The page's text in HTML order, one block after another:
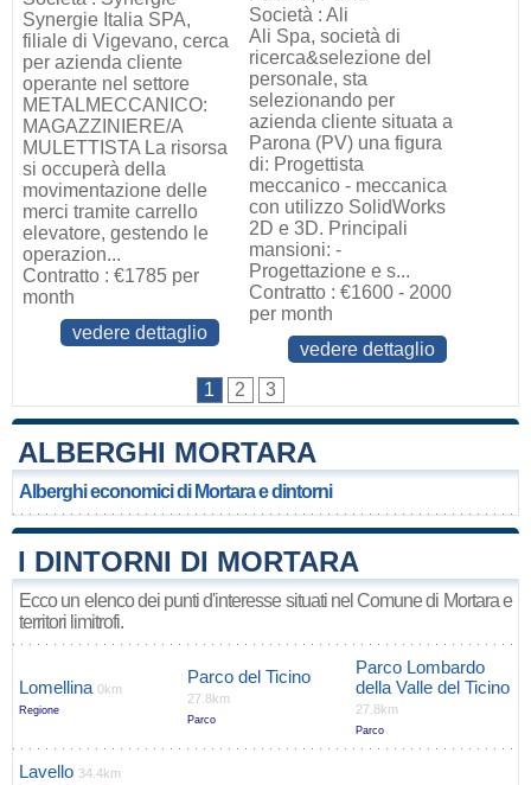
Synergie Italia SPA,
filiale di Vigevano, cerca
per azienda cliente
operante nel settore
METALMECCANICO:
MAGAZZINIERE/A
MULETTISTA La risorsa
si occuperà della
movimentazione delle
merci tramite carrello
elevatore, gestendo le
operazion...
Contratto : €1785 per
month
vedere dettaglio
Società : Ali
Ali Spa, società di
ricerca&selezione del
personale, sta
selezionando per
azienda cliente situata a
Parona (PV) una figura
di: Progettista
meccanico - meccanica
con utilizzo SolidWorks
2D e 3D. Principali
mansioni: -
Progettazione e s...
Contratto : €1600 - 2000
per month
vedere dettaglio
1
2 3
ALBERGHI MORTARA
Alberghi economici di Mortara e dintorni
I DINTORNI DI MORTARA
Ecco un elenco dei punti d'interesse situati nel Comune di Mortara e
territori limitrofi.
Lomellina 0km
Regione
Parco del Ticino
27.8km
Parco
Parco Lombardo
della Valle del Ticino
27.8km
Parco
Lavello 34.4km